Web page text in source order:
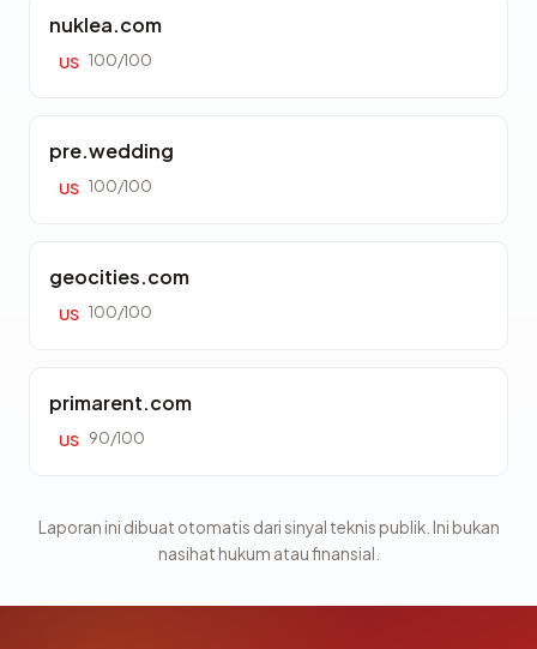
nuklea.com
US 100/100
pre.wedding
US 100/100
geocities.com
US 100/100
primarent.com
US 90/100
Laporan ini dibuat otomatis dari sinyal teknis publik. Ini bukan
nasihat hukum atau finansial.